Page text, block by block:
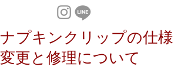
ナプキンクリップの仕様
変更と修理について